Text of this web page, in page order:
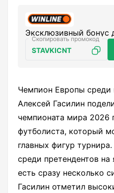
Эксклюзивный бонус
STAVKICNT
Чемпион Европы среди
Алексей Гасилин
чемпионата мира 2026
футболиста, который
главных фигур
среди претендентов
есть сразу несколько
Гасилин отметил